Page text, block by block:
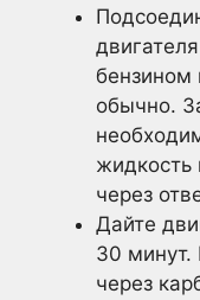
бензином
обычно.
жидкость
через
Дайте
30 минут.
через